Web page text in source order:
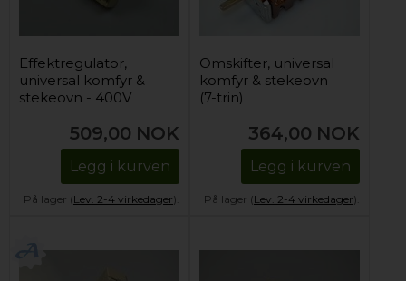
Effektregulator,
universal komfyr &
stekeovn - 400V
509,00 NOK
Legg i kurven
På lager (Lev. 2-4 virkedager).
Omskifter, universal
komfyr & stekeovn
(7-trin)
364,00 NOK
Legg i kurven
På lager (Lev. 2-4 virkedager).